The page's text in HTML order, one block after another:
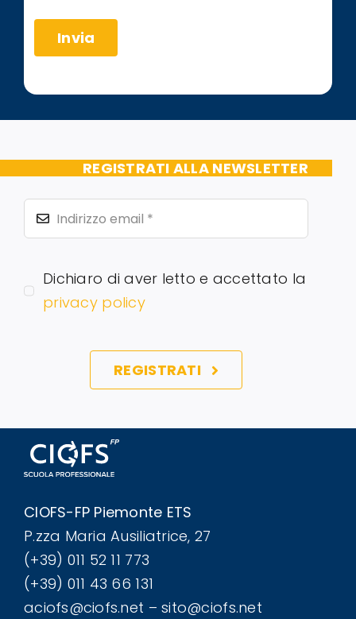
REGISTRATI ALLA NEWSLETTER
Dichiaro di aver letto e accettato la
privacy policy
REGISTRATI
CIOFS-FP Piemonte ETS
P.zza Maria Ausiliatrice, 27
(+39) 011 52 11 773
(+39) 011 43 66 131
aciofs@ciofs.net – sito@ciofs.net